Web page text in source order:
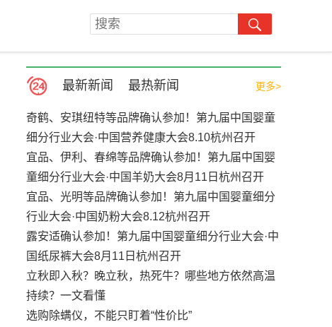
最新新闻 最热新闻 更多>
奇鹤、安琪纽特等品牌确认参加！第九届中国婴童
细分行业大会·中国营养健康大会8.10杭州召开
宜品、伊利、春绵等品牌确认参加！第九届中国婴
童细分行业大会·中国羊奶大会8月11日杭州召开
宜品、光明等品牌确认参加！第九届中国婴童细分
行业大会·中国奶粉大会8.12杭州召开
露安适确认参加！第九届中国婴童细分行业大会·中
国纸尿裤大会8月11日杭州召开
立秋即入秋？晚立秋，热死牛？哪些地方依然高温
持续？一文看懂
选购除螨仪，不能只盯着“性价比”